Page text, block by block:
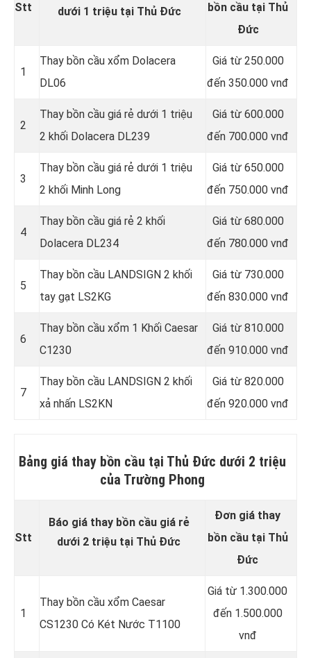
Stt
dưới 1 triệu tại Thủ Đức
bồn cầu tại Thủ
Đức
1
Thay bồn cầu xổm Dolacera
DL06
Giá từ 250.000
đến 350.000 vnđ
2
Thay bồn cầu giá rẻ dưới 1 triệu
2 khối Dolacera DL239
Giá từ 600.000
đến 700.000 vnđ
3
Thay bồn cầu giá rẻ dưới 1 triệu
2 khối Minh Long
Giá từ 650.000
đến 750.000 vnđ
4
Thay bồn cầu giá rẻ 2 khối
Dolacera DL234
Giá từ 680.000
đến 780.000 vnđ
5
Thay bồn cầu LANDSIGN 2 khối
tay gạt LS2KG
Giá từ 730.000
đến 830.000 vnđ
6
Thay bồn cầu xổm 1 Khối Caesar
C1230
Giá từ 810.000
đến 910.000 vnđ
7
Thay bồn cầu LANDSIGN 2 khối
xả nhấn LS2KN
Giá từ 820.000
đến 920.000 vnđ
Bảng giá thay bồn cầu tại Thủ Đức dưới 2 triệu
của Trường Phong
Stt
Báo giá thay bồn cầu giá rẻ
dưới 2 triệu tại Thủ Đức
Đơn giá thay
bồn cầu tại Thủ
Đức
1
Thay bồn cầu xổm Caesar
CS1230 Có Két Nước T1100
Giá từ 1.300.000
đến 1.500.000
vnđ